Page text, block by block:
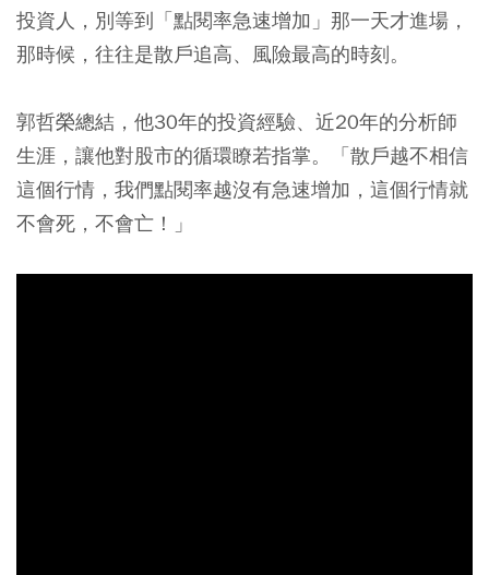
投資人，別等到「點閱率急速增加」那一天才進場，
那時候，往往是散戶追高、風險最高的時刻。
郭哲榮總結，他30年的投資經驗、近20年的分析師
生涯，讓他對股市的循環瞭若指掌。「散戶越不相信
這個行情，我們點閱率越沒有急速增加，這個行情就
不會死，不會亡！」